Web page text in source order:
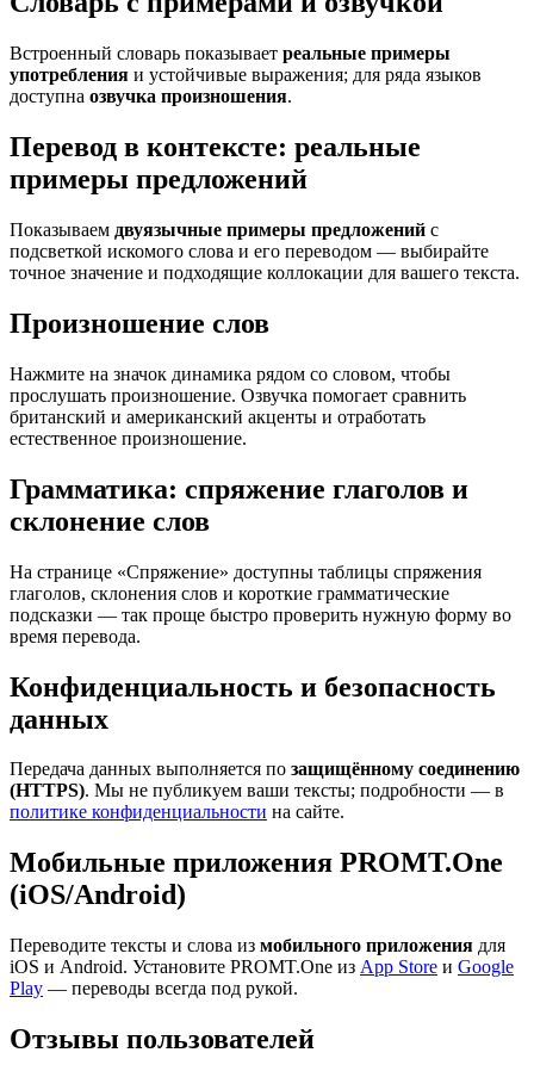
Встроенный словарь показывает реальные примеры
употребления и устойчивые выражения; для ряда языков
доступна озвучка произношения.
Перевод в контексте: реальные
примеры предложений
Показываем двуязычные примеры предложений с
подсветкой искомого слова и его переводом — выбирайте
точное значение и подходящие коллокации для вашего текста.
Произношение слов
Нажмите на значок динамика рядом со словом, чтобы
прослушать произношение. Озвучка помогает сравнить
британский и американский акценты и отработать
естественное произношение.
Грамматика: спряжение глаголов и
склонение слов
На странице «Спряжение» доступны таблицы спряжения
глаголов, склонения слов и короткие грамматические
подсказки — так проще быстро проверить нужную форму во
время перевода.
Конфиденциальность и безопасность
данных
Передача данных выполняется по защищённому соединению
(HTTPS). Мы не публикуем ваши тексты; подробности — в
политике конфиденциальности на сайте.
Мобильные приложения PROMT.One
(iOS/Android)
Переводите тексты и слова из мобильного приложения для
iOS и Android. Установите PROMT.One из App Store и Google
Play — переводы всегда под рукой.
Отзывы пользователей